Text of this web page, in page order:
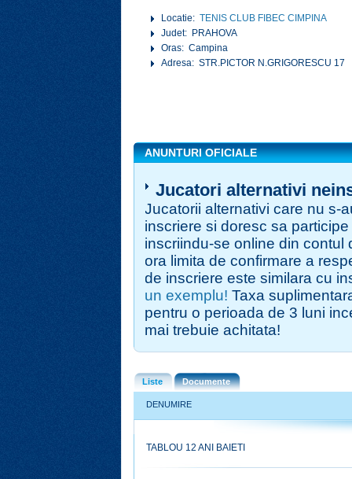
Locatie:TENIS CLUB FIBEC CIMPINA
Judet: PRAHOVA
Oras: Campina
Adresa: STR.PICTOR N.GRIGORESCU 17
ANUNTURI OFICIALE
Jucatori alternativi
Jucatorii alternativi care nu s-
inscriere si doresc sa
inscriindu-se online din contul
ora limita de confirmare a
de inscriere este similara cu
un exemplu! Taxa
pentru o perioada de 3 luni
mai trebuie achitata!
Liste Documente
DENUMIRE
TABLOU 12 ANI BAIETI